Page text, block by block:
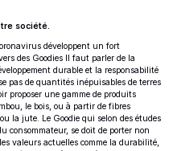
société.
développent un fort
des Goodies Il faut parler de la
durable et la responsabilité
pas de quantités inépuisables de terres
proposer une gamme de produits
le bois, ou à partir de fibres
la jute. Le Goodie qui selon des études
consommateur, se doit de porter non
valeurs actuelles comme la durabilité,